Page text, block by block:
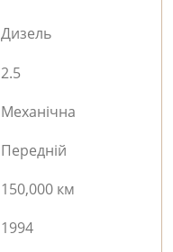
Дизель
2.5
Механічна
Передній
150,000 км
1994